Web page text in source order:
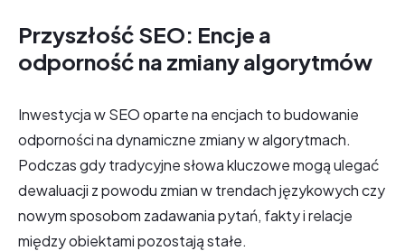
Przyszłość SEO: Encje a
odporność na zmiany algorytmów
Inwestycja w SEO oparte na encjach to budowanie
odporności na dynamiczne zmiany w algorytmach.
Podczas gdy tradycyjne słowa kluczowe mogą ulegać
dewaluacji z powodu zmian w trendach językowych czy
nowym sposobom zadawania pytań, fakty i relacje
między obiektami pozostają stałe.